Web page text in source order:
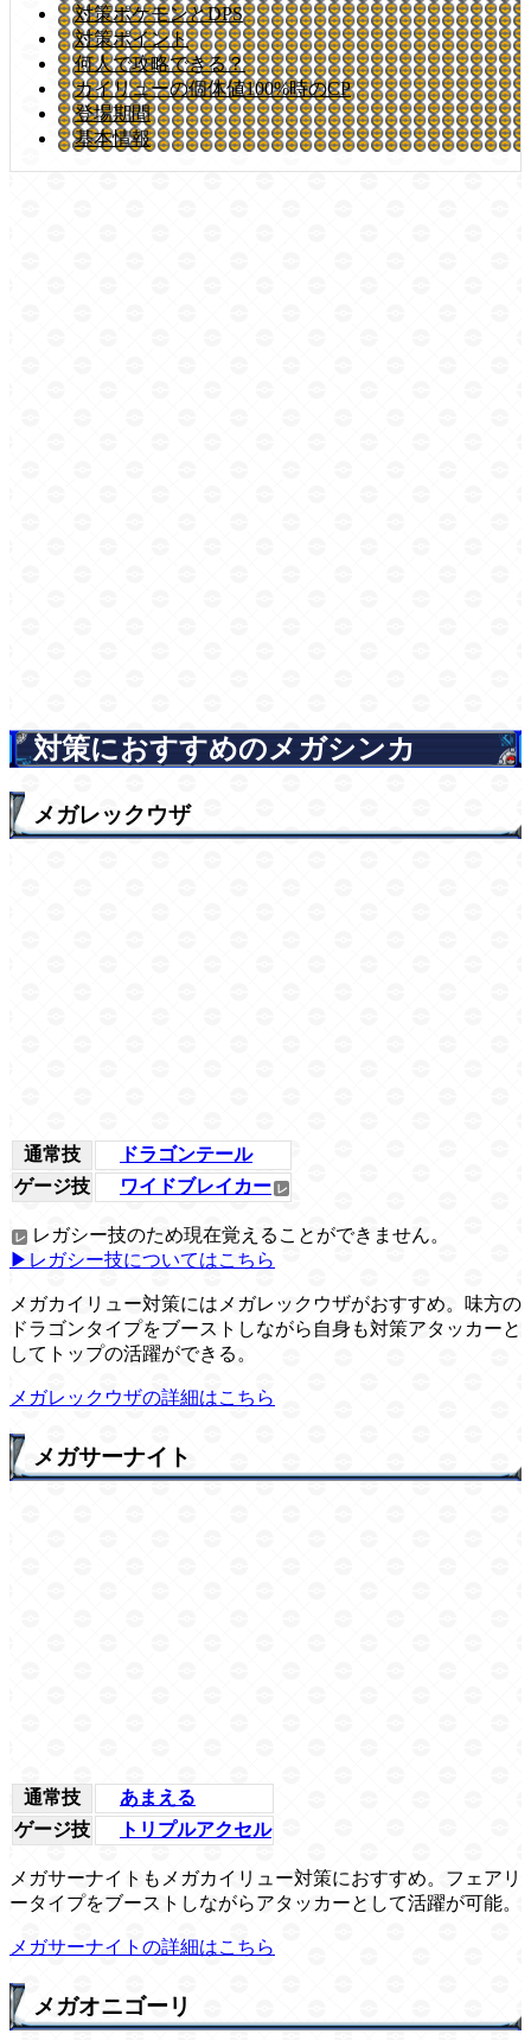
対策ポケモンとDPS
対策ポイント
何人で攻略できる？
カイリューの個体値100%時のCP
登場期間
基本情報
対策におすすめのメガシンカ
メガレックウザ
通常技
ドラゴンテール
ゲージ技
ワイドブレイカー
レガシー技のため現在覚えることができません。
▶レガシー技についてはこちら
メガカイリュー対策にはメガレックウザがおすすめ。味方の
ドラゴンタイプをブーストしながら自身も対策アタッカーと
してトップの活躍ができる。
メガレックウザの詳細はこちら
メガサーナイト
通常技
あまえる
ゲージ技
トリプルアクセル
メガサーナイトもメガカイリュー対策におすすめ。フェアリ
ータイプをブーストしながらアタッカーとして活躍が可能。
メガサーナイトの詳細はこちら
メガオニゴーリ